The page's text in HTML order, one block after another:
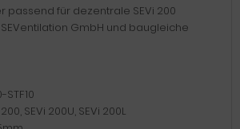
passend für dezentrale SEVi 200
GmbH und baugleiche
STF10
SEVi 200U, SEVi 200L